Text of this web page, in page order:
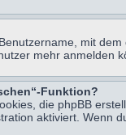
mit
mehr anmelden
Funktion?
die phpBB
aktiviert. Wenn